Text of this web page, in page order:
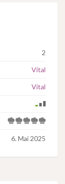
2
Vital
Vital
6. Mai 2025